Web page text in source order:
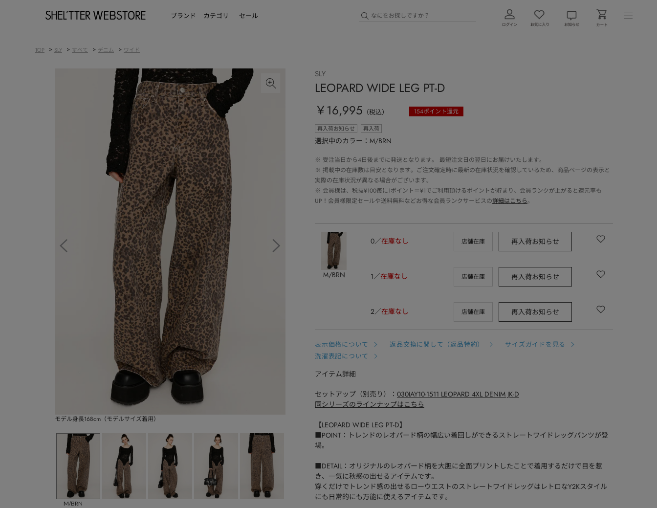
ブランド カテゴリ セール
TOP > SLY > すべて > デニム > ワイド
モデル身長168cm（モデルサイズ着用）
M/BRN
SLY
LEOPARD WIDE LEG PT-D
￥16,995 （税込） 154ポイント還元
再入荷お知らせ 再入荷
選択中のカラー：M/BRN
※ 受注当日から4日後までに発送となります。 最短注文日の翌日にお届けいたします。
※ 掲載中の在庫数は目安となります。ご注文確定時に最新の在庫状況を確認しているため、商品ページの表示と
実際の在庫状況が異なる場合がございます。
※ 会員様は、税抜¥100毎に1ポイント＝¥1でご利用頂けるポイントが貯まり、会員ランクが上がると還元率も
UP！会員様限定セールや送料無料などお得な会員ランクサービスの詳細はこちら。
M/BRN
0 在庫なし 店舗在庫 再入荷お知らせ
1 在庫なし 店舗在庫 再入荷お知らせ
2 在庫なし 店舗在庫 再入荷お知らせ
表示価格について 返品交換に関して（返品特約）
サイズガイドを見る
洗濯表記について
アイテム詳細
セットアップ（別売り）： 030IAY10-1511 LEOPARD 4XL DENIM JK-D
同シリーズのラインナップはこちら
【LEOPARD WIDE LEG PT-D】
■POINT：トレンドのレオパード柄の幅広い着回しができるストレートワイドレッグパンツが登
場。
■DETAIL：オリジナルのレオパード柄を大胆に全面プリントしたことで着用するだけで目を惹
き、一気に秋感の出せるアイテムです。
穿くだけでトレンド感の出せるローウエストのストレートワイドレッグはレトロなY2Kスタイル
にも日常的にも万能に使えるアイテムです。